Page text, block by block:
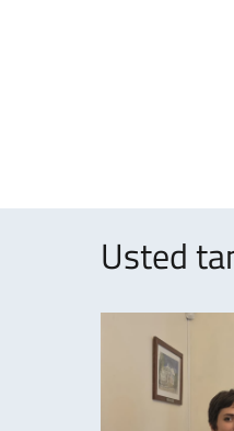
Usted